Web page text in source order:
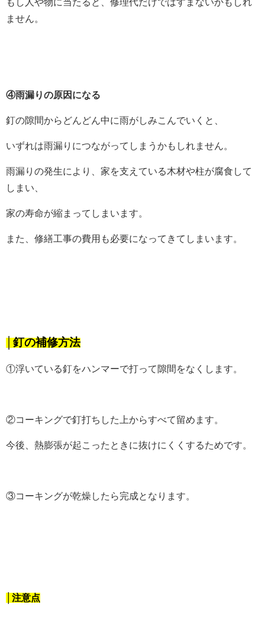
もし人や物に当たると、修理代だけではすまないかもしれ
ません。
④雨漏りの原因になる
釘の隙間からどんどん中に雨がしみこんでいくと、
いずれは雨漏りにつながってしまうかもしれません。
雨漏りの発生により、家を支えている木材や柱が腐食して
しまい、
家の寿命が縮まってしまいます。
また、修繕工事の費用も必要になってきてしまいます。
│釘の補修方法
①浮いている釘をハンマーで打って隙間をなくします。
②コーキングで釘打ちした上からすべて留めます。
今後、熱膨張が起こったときに抜けにくくするためです。
③コーキングが乾燥したら完成となります。
│注意点